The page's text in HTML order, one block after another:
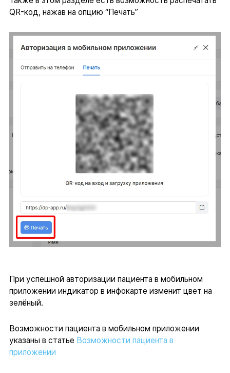
QR-код, нажав на опцию “Печать”
При успешной авторизации пациента в мобильном
приложении индикатор в инфокарте изменит цвет на
зелёный.
Возможности пациента в мобильном приложении
указаны в статье Возможности пациента в
приложении